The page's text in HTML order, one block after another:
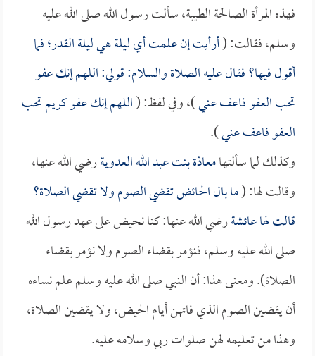
فهذه المرأة الصالحة الطيبة، سألت رسول الله صلى الله عليه
وسلم، فقالت: (أرأيت إن علمت أي ليلة هي ليلة القدر؛ فما
أقول فيها؟ فقال عليه الصلاة والسلام: قولي: اللهم إنك عفو
تحب العفو فاعف عني)، وفي لفظ: (اللهم إنك عفو كريم تحب
العفو فاعف عني).
وكذلك لما سألتهامعاذة بنت عبد الله العدويةرضي الله عنها،
وقالت لها: (ما بال الحائض تقضي الصوم ولا تقضي الصلاة؟
قالت لهاعائشةرضي الله عنها: كنا نحيض على عهد رسول الله
صلى الله عليه وسلم، فنؤمر بقضاء الصوم ولا نؤمر بقضاء
الصلاة). ومعنى هذا: أن النبي صلى الله عليه وسلم علم نساءه
أن يقضين الصوم الذي فاتهن أيام الحيض، ولا يقضين الصلاة،
وهذا من تعليمه لهن صلوات ربي وسلامه عليه.